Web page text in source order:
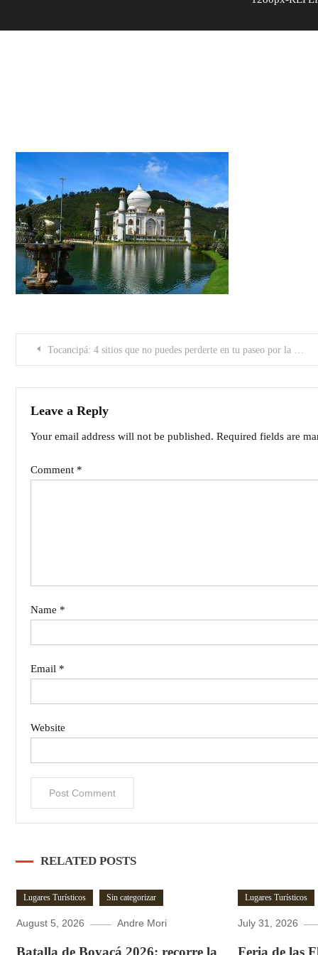
PostTocancipá: 4 sitios que no puedes perderte en tu paseo por la ciudad
Leave a Reply
Your email address will not be published. Required fields are
Comment *
Name *
Email *
Website
RELATED POSTS
Lugares Turísticos Sin categorizar
August 5, 2026 Andre Mori
Batalla de Boyacá 2026: recorre la
Lugares Turísticos
July 31, 2026
Feria de las